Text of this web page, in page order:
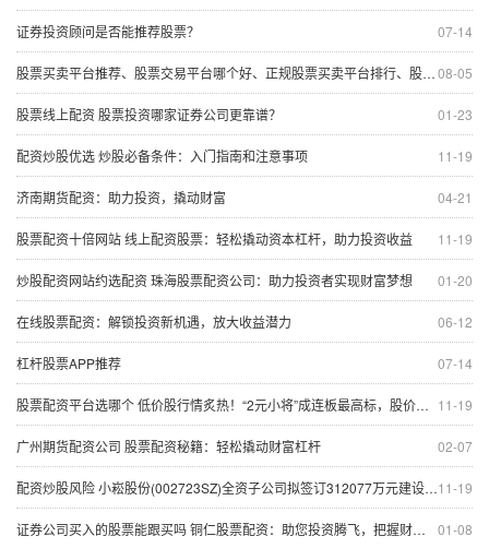
07-14
证券投资顾问是否能推荐股票？
08-05
股票买卖平台推荐、股票交易平台哪个好、正规股票买卖平台排行、股票开户平台哪个安全、低佣金股票买卖平台
01-23
股票线上配资 股票投资哪家证券公司更靠谱？
11-19
配资炒股优选 炒股必备条件：入门指南和注意事项
04-21
济南期货配资：助力投资，撬动财富
11-19
股票配资十倍网站 线上配资股票：轻松撬动资本杠杆，助力投资收益
01-20
炒股配资网站约选配资 珠海股票配资公司：助力投资者实现财富梦想
06-12
在线股票配资：解锁投资新机遇，放大收益潜力
07-14
杠杆股票APP推荐
11-19
股票配资平台选哪个 低价股行情炙热！“2元小将”成连板最高标，股价低位标的梳理，这十余股业绩预期增10倍
02-07
广州期货配资公司 股票配资秘籍：轻松撬动财富杠杆
11-19
配资炒股风险 小崧股份(002723SZ)全资子公司拟签订312077万元建设工程合同
01-08
证券公司买入的股票能跟买吗 铜仁股票配资：助您投资腾飞，把握财富机遇